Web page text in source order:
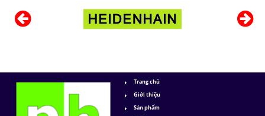
Trang chủ
Giới thiệu
Sản phẩm